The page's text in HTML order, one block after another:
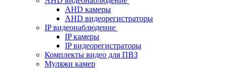
AHD камеры
AHD видеорегистраторы
IP видеонаблюдение
IP камеры
IP видеорегистраторы
Комплекты видео для ПВЗ
Муляжи камер